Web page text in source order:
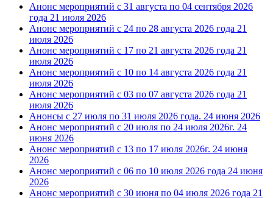
Анонс мероприятий с 31 августа по 04 сентября 2026
года 21 июля 2026
Анонс мероприятий с 24 по 28 августа 2026 года 21
июля 2026
Анонс мероприятий с 17 по 21 августа 2026 года 21
июля 2026
Анонс мероприятий с 10 по 14 августа 2026 года 21
июля 2026
Анонс мероприятий с 03 по 07 августа 2026 года 21
июля 2026
Анонсы с 27 июля по 31 июля 2026 года. 24 июня 2026
Анонс мероприятий с 20 июля по 24 июля 2026г. 24
июня 2026
Анонс мероприятий с 13 по 17 июля 2026г. 24 июня
2026
Анонс мероприятий с 06 по 10 июля 2026 года 24 июня
2026
Анонс мероприятий с 30 июня по 04 июля 2026 года 21